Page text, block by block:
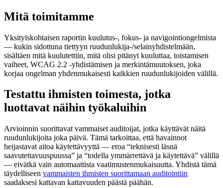
Mitä toimitamme
Yksityiskohtaisen raportin kuulutus-, fokus- ja navigointiongelmista
— kukin sidottuna tiettyyn ruudunlukija-/selainyhdistelmään,
sisältäen mitä kuulutettiin, mitä olisi pitänyt kuuluttaa, toistamisen
vaiheet, WCAG 2.2 -yhdistämisen ja merkintämuutoksen, joka
korjaa ongelman yhdenmukaisesti kaikkien ruudunlukijoiden välillä.
Testattu ihmisten toimesta, jotka
luottavat näihin työkaluihin
Arvioinnin suorittavat vammaiset auditoijat, jotka käyttävät näitä
ruudunlukijoita joka päivä. Tämä tarkoittaa, että havainnot
heijastavat aitoa käytettävyyttä — eroa “teknisesti läsnä
saavutettavuuspuussa” ja “todella ymmärrettävä ja käytettävä” välillä
— eivätkä vain automaattista vaatimustenmukaisuutta. Yhdistä tämä
täydelliseen vammaisten ihmisten suorittamaan auditointiin
saadaksesi kattavan kattavuuden päästä päähän.